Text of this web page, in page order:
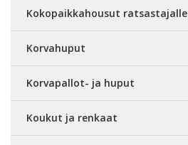
Kokopaikkahousut ratsastajalle
Korvahuput
Korvapallot- ja huput
Koukut ja renkaat